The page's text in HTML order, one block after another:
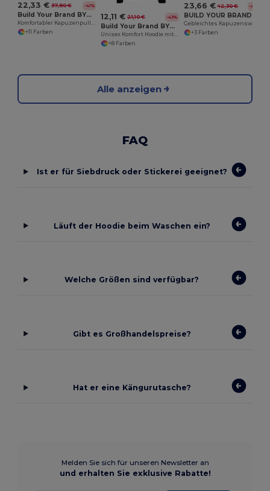
22,33 € 37,80 € -41%
Build Your Brand BY012
Komfortabler Kapuzenpullover mit Reißverschluss
+11 Farben
12,11 € 21,10 € -43%
Build Your Brand BYB001
Unisex Komfort Hoodie mit Raglanärmeln
+8 Farben
23,66 € 42,30 € -44%
+3 Farben
Alle anzeigen
FAQ
Ist er für Siebdruck oder Stickerei geeignet?
Läuft der Hoodie beim Waschen ein?
Welche Größen sind verfügbar?
Gibt es Großhandelspreise?
Hat er eine Kängurutasche?
Melden Sie sich für unseren Newsletter an
und erhalten Sie exklusive Rabatte!